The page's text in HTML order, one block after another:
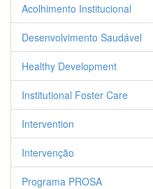
Acolhimento Institucional
Desenvolvimento Saudável
Healthy Development
Institutional Foster Care
Intervention
Intervenção
Programa PROSA